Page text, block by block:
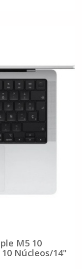
M5 10
10 Núcleos/14"